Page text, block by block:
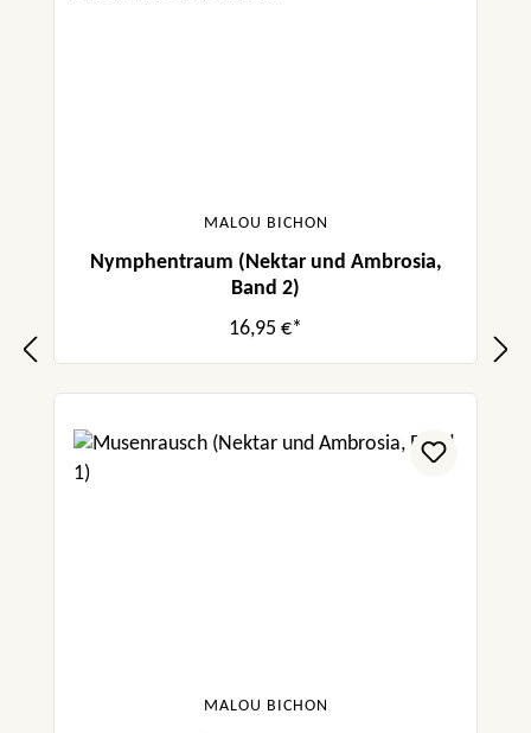
MALOU BICHON
Nymphentraum (Nektar und Ambrosia,
Band 2)
16,95 €*
MALOU BICHON